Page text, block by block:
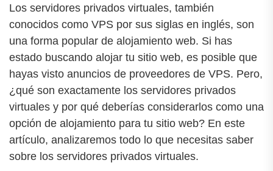
Los servidores privados virtuales, también
conocidos como VPS por sus siglas en inglés, son
una forma popular de alojamiento web. Si has
estado buscando alojar tu sitio web, es posible que
hayas visto anuncios de proveedores de VPS. Pero,
¿qué son exactamente los servidores privados
virtuales y por qué deberías considerarlos como una
opción de alojamiento para tu sitio web? En este
artículo, analizaremos todo lo que necesitas saber
sobre los servidores privados virtuales.